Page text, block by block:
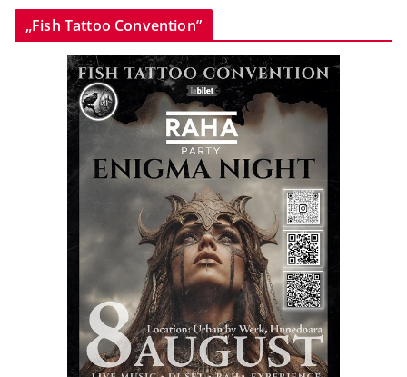
„Fish Tattoo Convention”